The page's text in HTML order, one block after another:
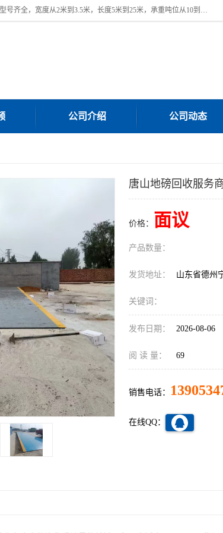
本公司常年出售回收二手地磅，回收出售二手地磅。 近期本公司回收大量二手地磅，型号齐全，宽度从2米到3.5米，长度5米到25米，承重吨位从10到200吨，成色7—9成新。 ? 使用年限6个月至2年，产品来源于个人闲置品，工矿企业停用品，因小换大而来。 精准度和新的一样， 二手地磅是内行人的选择，打个电话就省钱朋友您好等什么
公司介绍 公司动态
唐山地磅回收服务
价格： 面议
产品数量：
发货地址： 山东省德州
关键词：
发布日期： 2026-08-06
阅 读 量： 69
销售电话：
在线QQ：